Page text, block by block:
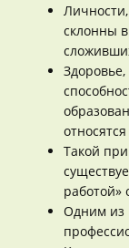
склонны
Такой
работой»
Одним из